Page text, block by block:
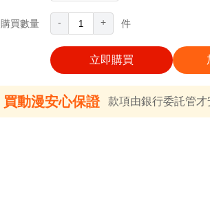
購買數量 - + 件
立即購買
買動漫安心保證 款項由銀行委託管